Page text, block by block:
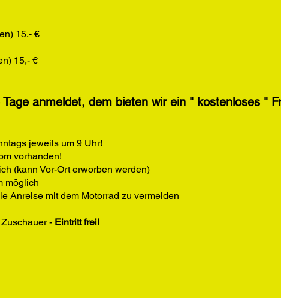
15,- €
15,- €
anmeldet, dem bieten wir ein " kostenloses "
jeweils um 9 Uhr!
vorhanden!
(kann Vor-Ort erworben werden)
möglich
Anreise mit dem Motorrad zu vermeiden
- Eintritt frei!